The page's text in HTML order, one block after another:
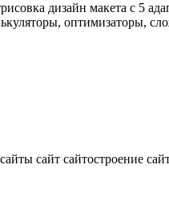
дизайн макета с 5
оптимизаторы,
сайт сайтостроение